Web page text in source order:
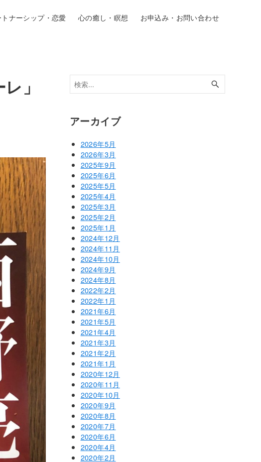
ナーシップ・恋愛 心の癒し・瞑想 お申込み・お問い合わせ
」
アーカイブ
2026年5月
2026年3月
2025年9月
2025年6月
2025年5月
2025年4月
2025年3月
2025年2月
2025年1月
2024年12月
2024年11月
2024年10月
2024年9月
2024年8月
2022年2月
2022年1月
2021年6月
2021年5月
2021年4月
2021年3月
2021年2月
2021年1月
2020年12月
2020年11月
2020年10月
2020年9月
2020年8月
2020年7月
2020年6月
2020年4月
2020年2月